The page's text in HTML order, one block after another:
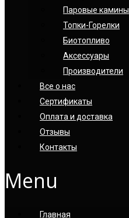
Паровые камины
Топки-Горелки
Биотопливо
Аксессуары
Производители
Все о нас
Сертификаты
Оплата и доставка
Отзывы
Контакты
Menu
Главная